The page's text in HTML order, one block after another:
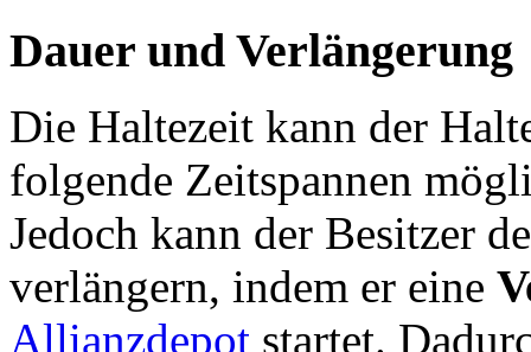
Dauer und Verlängerung
Die Haltezeit kann der
folgende Zeitspannen
Jedoch kann der Besitzer
verlängern, indem er eine
Allianzdepot startet.